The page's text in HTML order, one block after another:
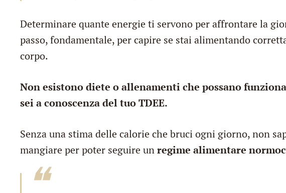
Determinare quante energie ti servono per affrontare la
passo, fondamentale, per capire se stai alimentando
corpo.
Non esistono diete o allenamenti che possano
sei a conoscenza del tuo TDEE.
Senza una stima delle calorie che bruci ogni giorno, non
mangiare per poter seguire unregime alimentare